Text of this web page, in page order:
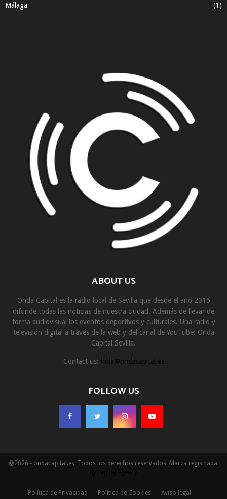
Málaga
(1)
ABOUT US
Onda Capital es la radio local de Sevilla que desde el año 2015
difunde todas las noticias de nuestra ciudad. Además de llevar de
forma audiovisual los eventos deportivos y culturales. Una radio y
televisión digital a través de la web y del canal de YouTube: Onda
Capital Sevilla.
Contact us: hola@ondacapital.es
FOLLOW US
@2026 - ondacapital.es. Todos los derechos reservados. Marca registrada.
Política de Privacidad Política de Cookies Aviso legal